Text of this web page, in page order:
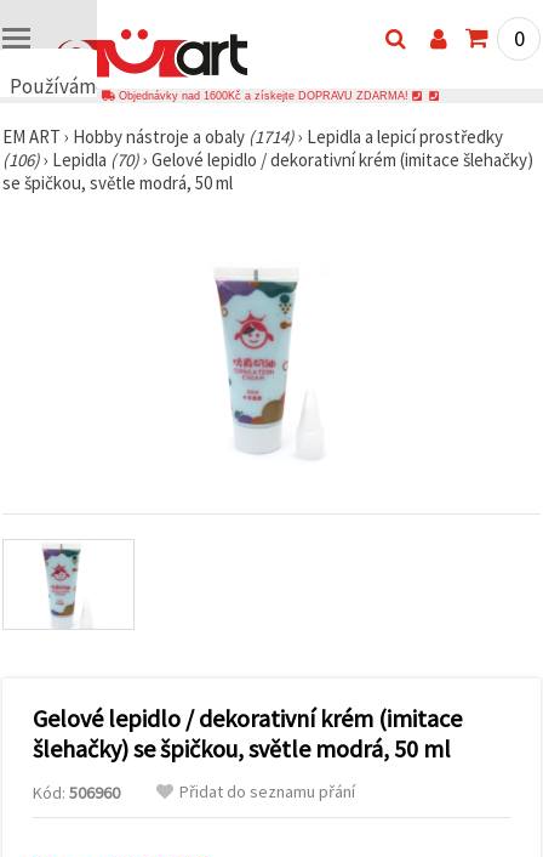
Používáme
🍪
Používáme
cookies a
zobrazovali
obsah a
reklamu, a
pomocí
našich
marketing.
Můžete
souhlasit s
všech
cookies
0
Objednávky nad 1600Kč a získejte DOPRAVU ZDARMA!
EM ART › Hobby nástroje a obaly (1714)› Lepidla a lepicí prostředky
(106)› Lepidla (70)› Gelové lepidlo / dekorativní krém (imitace šlehačky)
se špičkou, světle modrá, 50 ml
Gelové lepidlo / dekorativní krém (imitace
šlehačky) se špičkou, světle modrá, 50 ml
Kód: 506960 Přidat do seznamu přání